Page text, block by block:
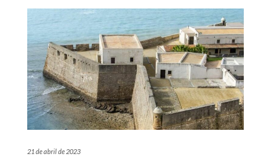
21 de abril de 2023